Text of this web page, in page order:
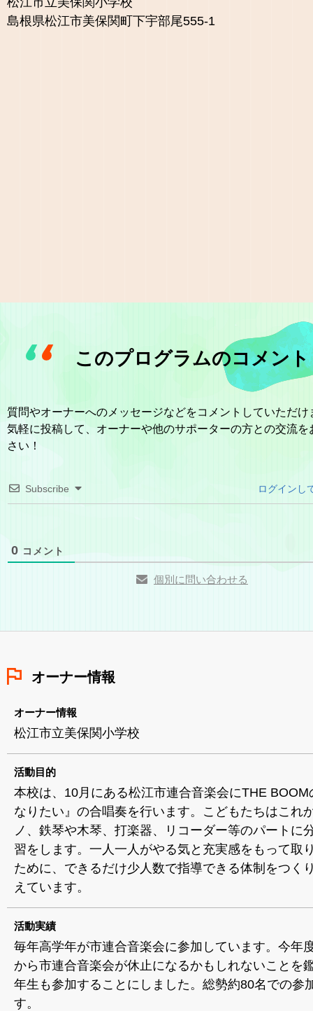
島根県松江市美保関町下宇部尾555-1
このプログラムのコメント
質問やオーナーへのメッセージなどをコメントしていただけ
気軽に投稿して、オーナーや他のサポーターの方との交流を
さい！
Subscribe ログインし
0 コメント
個別に問い合わせる
オーナー情報
オーナー情報
松江市立美保関小学校
活動目的
本校は、10月にある松江市連合音楽会にTHE BOOM
なりたい』の合唱奏を行います。こどもたちはこれ
ノ、鉄琴や木琴、打楽器、リコーダー等のパートに
習をします。一人一人がやる気と充実感をもって取
ために、できるだけ少人数で指導できる体制をつく
えています。
活動実績
毎年高学年が市連合音楽会に参加しています。今年
から市連合音楽会が休止になるかもしれないことを
年生も参加することにしました。総勢約80名での参
す。